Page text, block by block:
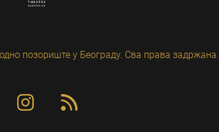
позориште у Београду. Сва права задржана.